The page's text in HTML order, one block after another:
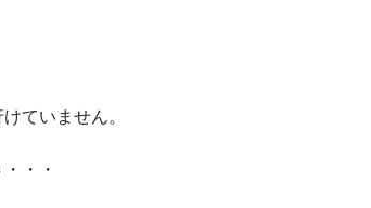
ていません。
・・